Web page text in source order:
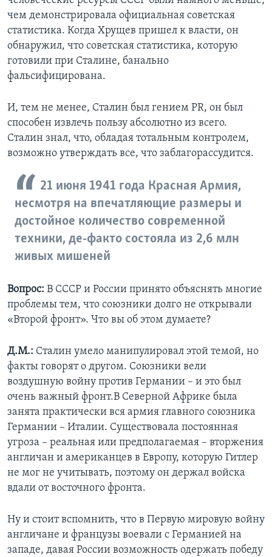
чем демонстрировала официальная советская
статистика. Когда Хрущев пришел к власти, он
обнаружил, что советская статистика, которую
готовили при Сталине, банально
фальсифицирована.
И, тем не менее, Сталин был гением PR, он был
способен извлечь пользу абсолютно из всего.
Сталин знал, что, обладая тотальным контролем,
возможно утверждать все, что заблагорассудится.
21 июня 1941 года Красная Армия,
несмотря на впечатляющие размеры и
достойное количество современной
техники, де-факто состояла из 2,6 млн
живых мишеней
Вопрос: В СССР и России принято объяснять многие
проблемы тем, что союзники долго не открывали
«Второй фронт». Что вы об этом думаете?
Д.М.: Сталин умело манипулировал этой темой, но
факты говорят о другом. Союзники вели
воздушную войну против Германии – и это был
очень важный фронт.В Северной Африке была
занята практически вся армия главного союзника
Германии – Италии. Существовала постоянная
угроза – реальная или предполагаемая – вторжения
англичан и американцев в Европу, которую Гитлер
не мог не учитывать, поэтому он держал войска
вдали от восточного фронта.
Ну и стоит вспомнить, что в Первую мировую войну
англичане и французы воевали с Германией на
западе, давая России возможность одержать победу